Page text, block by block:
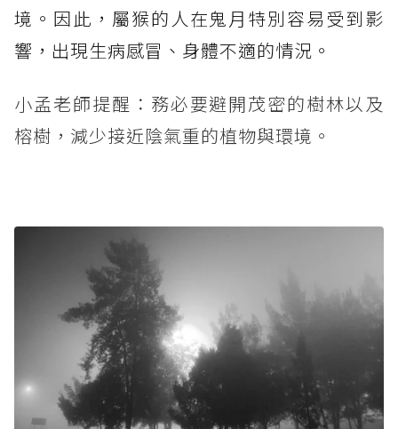
境。因此，屬猴的人在鬼月特別容易受到影
響，出現生病感冒、身體不適的情況。
小孟老師提醒：務必要避開茂密的樹林以及
榕樹，減少接近陰氣重的植物與環境。